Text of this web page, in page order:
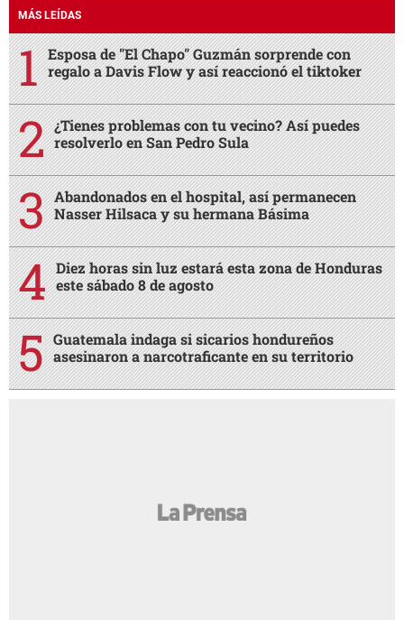
MÁS LEÍDAS
Esposa de "El Chapo" Guzmán sorprende con
regalo a Davis Flow y así reaccionó el tiktoker
¿Tienes problemas con tu vecino? Así puedes
resolverlo en San Pedro Sula
Abandonados en el hospital, así permanecen
Nasser Hilsaca y su hermana Básima
Diez horas sin luz estará esta zona de Honduras
este sábado 8 de agosto
Guatemala indaga si sicarios hondureños
asesinaron a narcotraficante en su territorio